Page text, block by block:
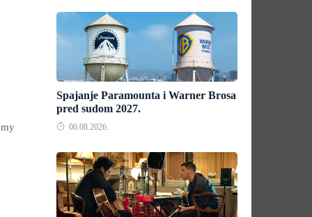
Spajanje Paramounta i Warner Brosa
pred sudom 2027.
06.08.2026.